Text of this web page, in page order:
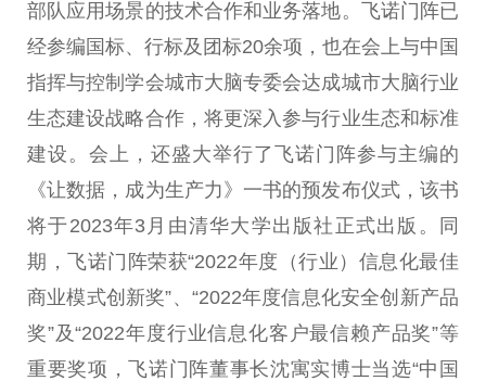
部队应用场景的技术合作和业务落地。飞诺门阵已
经参编国标、行标及团标20余项，也在会上与中国
指挥与控制学会城市大脑专委会达成城市大脑行业
生态建设战略合作，将更深入参与行业生态和标准
建设。会上，还盛大举行了飞诺门阵参与主编的
《让数据，成为生产力》一书的预发布仪式，该书
将于2023年3月由清华大学出版社正式出版。同
期，飞诺门阵荣获“2022年度（行业）信息化最佳
商业模式创新奖”、“2022年度信息化安全创新产品
奖”及“2022年度行业信息化客户最信赖产品奖”等
重要奖项，飞诺门阵董事长沈寓实博士当选“中国